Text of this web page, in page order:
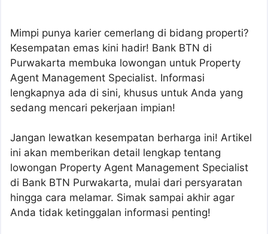
Mimpi punya karier cemerlang di bidang properti?
Kesempatan emas kini hadir! Bank BTN di
Purwakarta membuka lowongan untuk Property
Agent Management Specialist. Informasi
lengkapnya ada di sini, khusus untuk Anda yang
sedang mencari pekerjaan impian!
Jangan lewatkan kesempatan berharga ini! Artikel
ini akan memberikan detail lengkap tentang
lowongan Property Agent Management Specialist
di Bank BTN Purwakarta, mulai dari persyaratan
hingga cara melamar. Simak sampai akhir agar
Anda tidak ketinggalan informasi penting!